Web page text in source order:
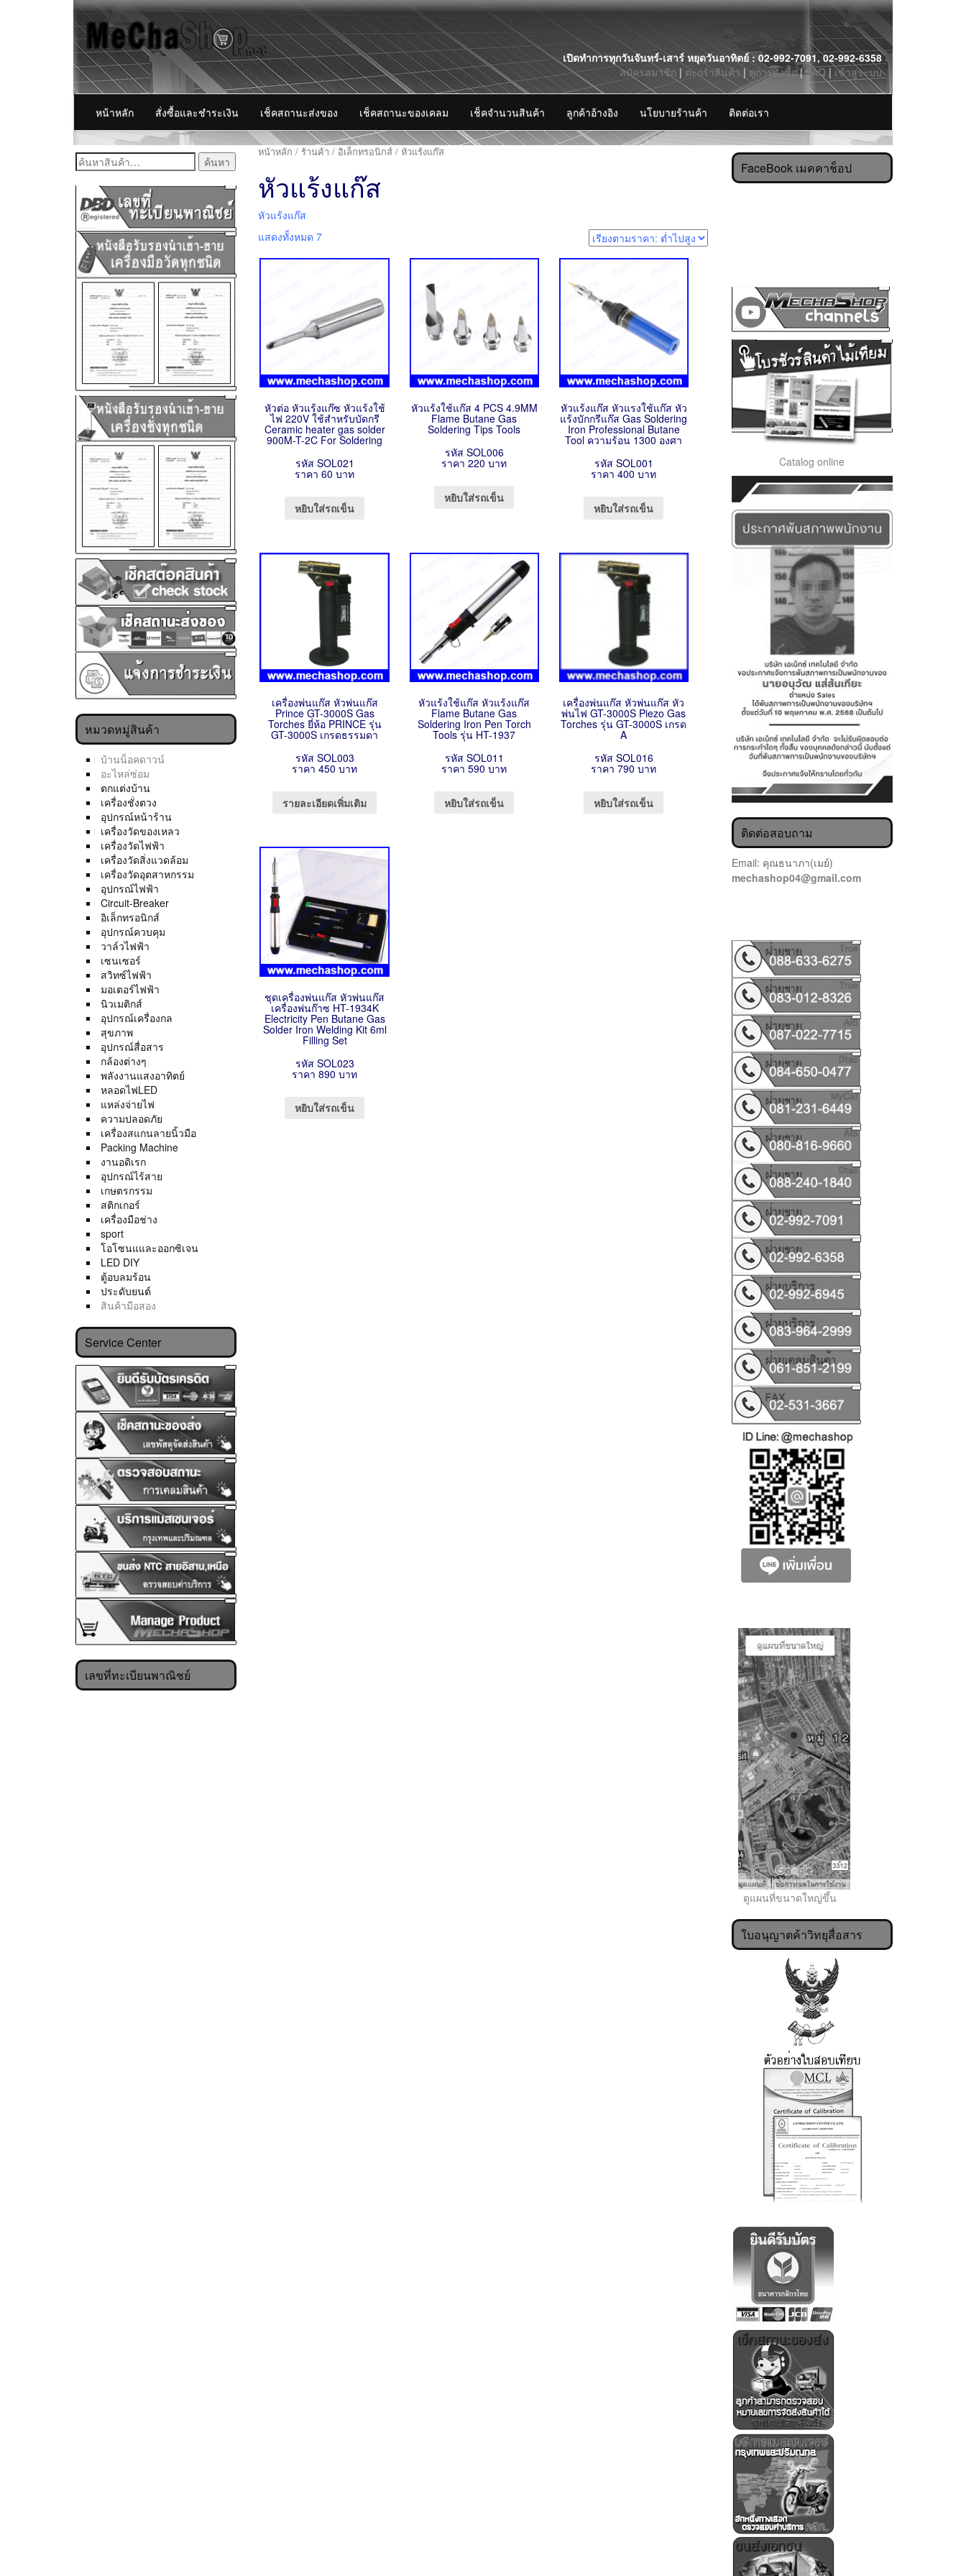
Skip
to
content
เปิดทำการทุกวันจันทร์-เสาร์ หยุดวันอาทิตย์ : 02-992-7091, 02-992-6358
สมัครสมาชิก | ตะกร้าสินค้า|ดูการสั่งซื้อ|FAQ | เข้าสู่ระบบ
หน้าหลัก สั่งซื้อและชำระเงิน เช็คสถานะส่งของ เช็คสถานะของเคลม เช็คจำนวนสินค้า ลูกค้าอ้างอิง นโยบายร้านค้า ติดต่อเรา
ค้นหา:
หมวดหมู่สินค้า
บ้านน็อคดาวน์
อะไหล่ซ่อม
ตกแต่งบ้าน
เครื่องชั่งตวง
อุปกรณ์หน้าร้าน
เครื่องวัดของเหลว
เครื่องวัดไฟฟ้า
เครื่องวัดสิ่งแวดล้อม
เครื่องวัดอุตสาหกรรม
อุปกรณ์ไฟฟ้า
Circuit-Breaker
อิเล็กทรอนิกส์
อุปกรณ์ควบคุม
วาล์วไฟฟ้า
เซนเซอร์
สวิทซ์ไฟฟ้า
มอเตอร์ไฟฟ้า
นิวเมติกส์
อุปกรณ์เครื่องกล
สุขภาพ
อุปกรณ์สื่อสาร
กล้องต่างๆ
พลังงานแสงอาทิตย์
หลอดไฟLED
แหล่งจ่ายไฟ
ความปลอดภัย
เครื่องสแกนลายนิ้วมือ
Packing Machine
งานอดิเรก
อุปกรณ์ไร้สาย
เกษตรกรรม
สติกเกอร์
เครื่องมือช่าง
sport
โอโซนแและออกซิเจน
LED DIY
ตู้อบลมร้อน
ประดับยนต์
สินค้ามือสอง
Service Center
เลขที่ทะเบียนพาณิชย์
หน้าหลัก / ร้านค้า / อิเล็กทรอนิกส์ / หัวแร้งแก๊ส
หัวแร้งแก๊ส
หัวแร้งแก๊ส
แสดงทั้งหมด 7
หัวต่อ หัวแร้งแก๊ซ หัวแร้งใช้
ไฟ 220V ใช้สำหรับบัดกรี
Ceramic heater gas solder
900M-T-2C For Soldering
รหัส SOL021
ราคา 60 บาท
หยิบใส่รถเข็น
หัวแร้งใช้แก๊ส 4 PCS 4.9MM
Flame Butane Gas
Soldering Tips Tools
รหัส SOL006
ราคา 220 บาท
หยิบใส่รถเข็น
หัวแร้งแก๊ส หัวแรงใช้แก๊ส หัว
แร้งบักกรีแก๊ส Gas Soldering
Iron Professional Butane
Tool ความร้อน 1300 องศา
รหัส SOL001
ราคา 400 บาท
หยิบใส่รถเข็น
เครื่องพ่นแก๊ส หัวพ่นแก๊ส
Prince GT-3000S Gas
Torches ยี่ห้อ PRINCE รุ่น
GT-3000S เกรดธรรมดา
รหัส SOL003
ราคา 450 บาท
รายละเอียดเพิ่มเติม
หัวแร้งใช้แก๊ส หัวแร้งแก๊ส
Flame Butane Gas
Soldering Iron Pen Torch
Tools รุ่น HT-1937
รหัส SOL011
ราคา 590 บาท
หยิบใส่รถเข็น
เครื่องพ่นแก๊ส หัวพ่นแก๊ส หัว
พ่นไฟ GT-3000S Piezo Gas
Torches รุ่น GT-3000S เกรด
A
รหัส SOL016
ราคา 790 บาท
หยิบใส่รถเข็น
ชุดเครื่องพ่นแก๊ส หัวพ่นแก๊ส
เครื่องพ่นก๊าซ HT-1934K
Electricity Pen Butane Gas
Solder Iron Welding Kit 6ml
Filling Set
รหัส SOL023
ราคา 890 บาท
หยิบใส่รถเข็น
FaceBook เมคคาช็อป
Catalog online
ติดต่อสอบถาม
Email: คุณธนาภา(เมย์)
mechashop04@gmail.com
ดูแผนที่ขนาดใหญ่ขึ้น
ใบอนุญาตค้าวิทยุสื่อสาร